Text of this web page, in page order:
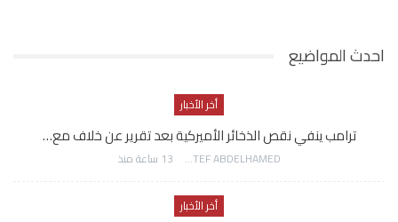
احدث المواضيع
أخر الأخبار
ترامب ينفي نقص الذخائر الأميركية بعد تقرير عن خلاف مع…
AWATEF ABDELHAMED 13 ساعة منذ
أخر الأخبار